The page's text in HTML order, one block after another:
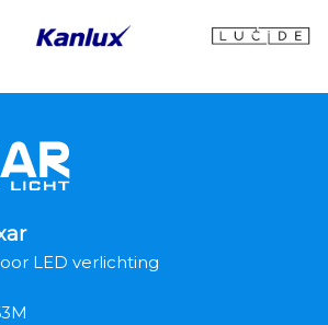
LED verlichting